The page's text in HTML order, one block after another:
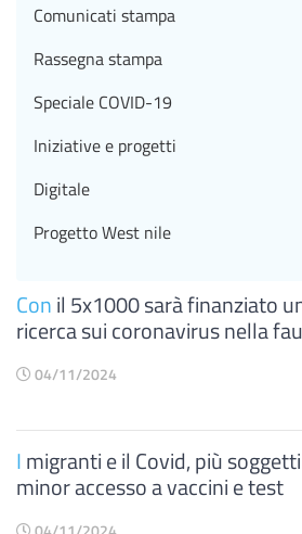
Conil 5x1000 sarà finanziato
ricerca sui coronavirus nella
04/11/2024
Imigranti e il Covid, più
minor accesso a vaccini e test
Comunicati stampa
Rassegna stampa
Speciale COVID-19
Iniziative e progetti
Digitale
Progetto West nile